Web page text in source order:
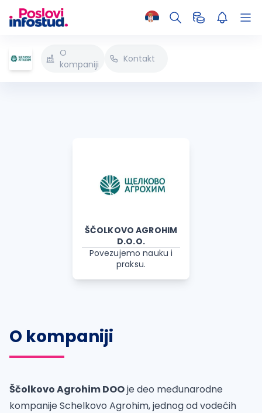
O
kompaniji
Kontakt
ŠČOLKOVO AGROHIM
D.O.O.
Povezujemo nauku i
praksu.
O kompaniji
Ščolkovo Agrohim DOOje deo međunarodne
kompanije Schelkovo Agrohim, jednog od vodećih